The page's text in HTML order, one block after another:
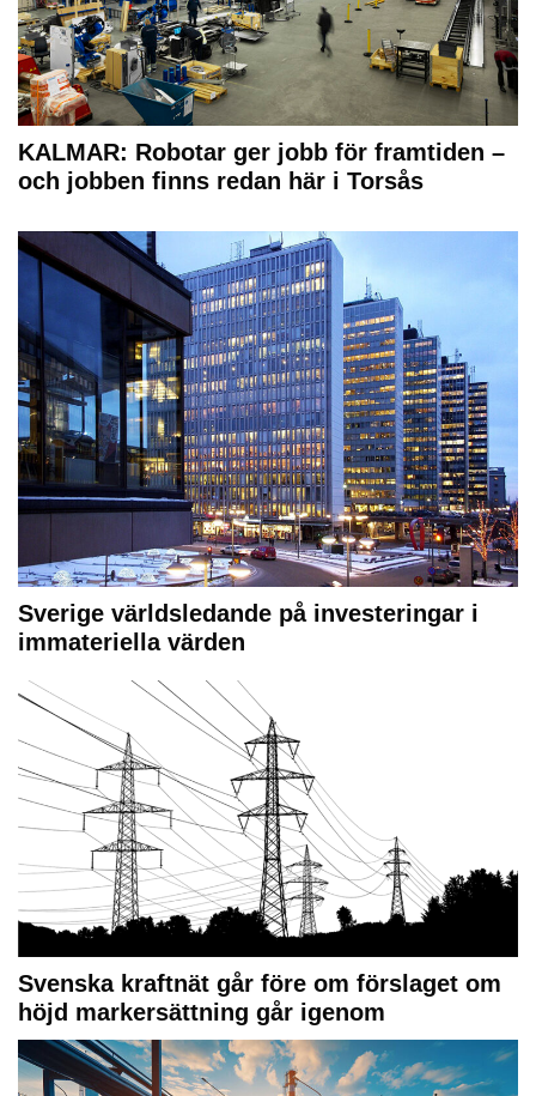
KALMAR: Robotar ger jobb för framtiden –
och jobben finns redan här i Torsås
Sverige världsledande på investeringar i
immateriella värden
Svenska kraftnät går före om förslaget om
höjd markersättning går igenom